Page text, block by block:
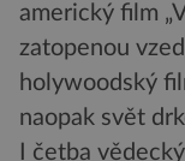
americký film
zatopenou
holywoodský
naopak svět
I četba